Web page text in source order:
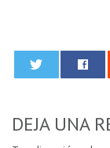
DEJA UNA